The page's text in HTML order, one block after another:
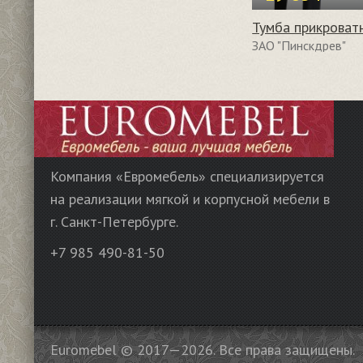
ЗАО "Пинскдрев"
Компания «Евромебель» специализируется
на реализации мягкой и корпусной мебели в
г. Санкт-Петербурге.
+7 985 490-81-50
Euromebel © 2017—2026. Все права защищены.